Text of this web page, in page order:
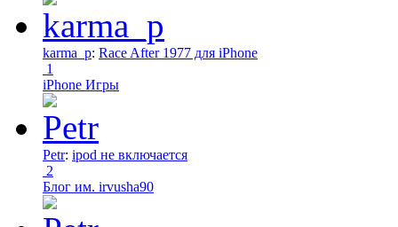
karma_p: Race After 1977 для iPhone
1
iPhone Игры
Petr: ipod не включается
2
Блог им. irvusha90